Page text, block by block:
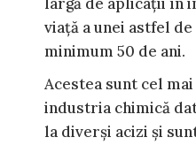
viață a unei astfel
minimum 50 de ani.
Acestea sunt cel
industria chimică
la diverși acizi și